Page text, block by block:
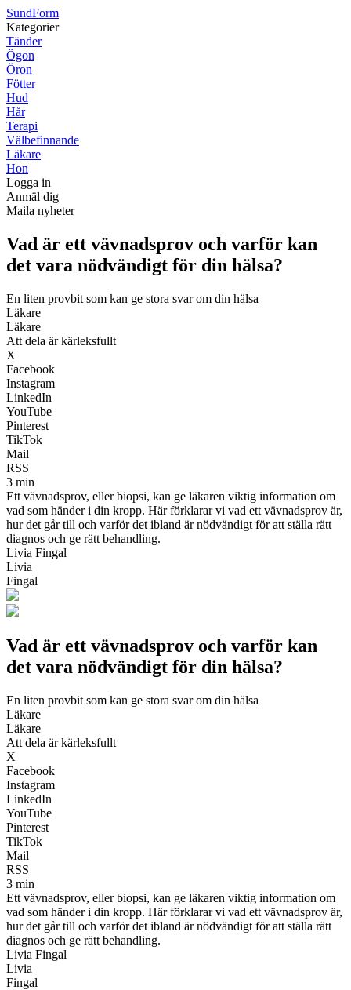
SundForm
Kategorier
Tänder
Ögon
Öron
Fötter
Hud
Hår
Terapi
Välbefinnande
Läkare
Hon
Logga in
Anmäl dig
Maila nyheter
Vad är ett vävnadsprov och varför kan
det vara nödvändigt för din hälsa?
En liten provbit som kan ge stora svar om din hälsa
Läkare
Läkare
Att dela är kärleksfullt
X
Facebook
Instagram
LinkedIn
YouTube
Pinterest
TikTok
Mail
RSS
3 min
Ett vävnadsprov, eller biopsi, kan ge läkaren viktig information om
vad som händer i din kropp. Här förklarar vi vad ett vävnadsprov är,
hur det går till och varför det ibland är nödvändigt för att ställa rätt
diagnos och ge rätt behandling.
Livia Fingal
Livia
Fingal
Vad är ett vävnadsprov och varför kan
det vara nödvändigt för din hälsa?
En liten provbit som kan ge stora svar om din hälsa
Läkare
Läkare
Att dela är kärleksfullt
X
Facebook
Instagram
LinkedIn
YouTube
Pinterest
TikTok
Mail
RSS
3 min
Ett vävnadsprov, eller biopsi, kan ge läkaren viktig information om
vad som händer i din kropp. Här förklarar vi vad ett vävnadsprov är,
hur det går till och varför det ibland är nödvändigt för att ställa rätt
diagnos och ge rätt behandling.
Livia Fingal
Livia
Fingal